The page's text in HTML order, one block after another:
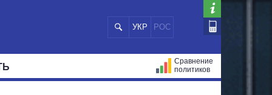
УКР РОС
Сравнение
политиков